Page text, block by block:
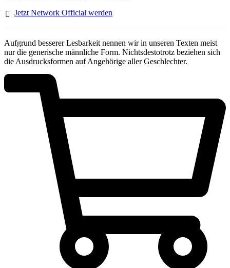
Jetzt Network Official werden
Aufgrund besserer Lesbarkeit nennen wir in unseren Texten meist
nur die generische männliche Form. Nichtsdestotrotz beziehen sich
die Ausdrucksformen auf Angehörige aller Geschlechter.